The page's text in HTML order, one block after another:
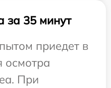
за 35 минут
приедет в
осмотра
При